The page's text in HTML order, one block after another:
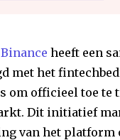
Binance heeft een
met het
om officieel toe te
Dit initiatief
van het platform